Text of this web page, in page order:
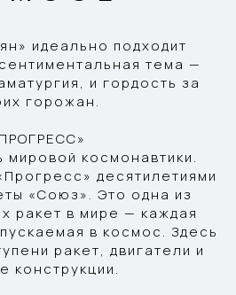
идеально подходит
тема —
и гордость за
горожан.
космонавтики.
десятилетиями
«Союз». Это одна из
ракет в мире — каждая
в космос. Здесь
ракет, двигатели и
конструкции.